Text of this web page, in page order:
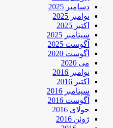
دسامبر 2025
نوامبر 2025
اکتبر 2025
سپتامبر 2025
آگوست 2025
آگوست 2020
می 2020
نوامبر 2016
اکتبر 2016
سپتامبر 2016
آگوست 2016
جولای 2016
ژوئن 2016